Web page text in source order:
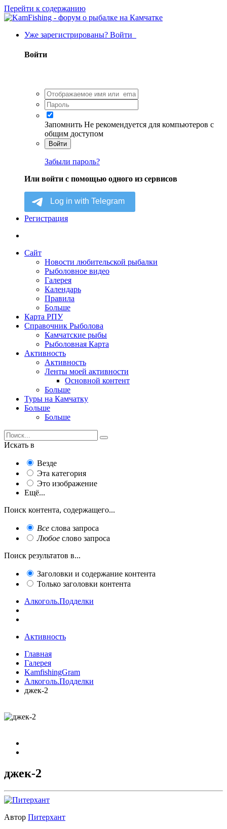
Перейти к содержанию
Уже зарегистрированы? Войти
Войти
Запомнить Не рекомендуется для компьютеров с
общим доступом
Войти
Забыли пароль?
Или войти с помощью одного из сервисов
Регистрация
Сайт
Новости любительской рыбалки
Рыболовное видео
Галерея
Календарь
Правила
Больше
Карта РПУ
Справочник Рыболова
Камчатские рыбы
Рыболовная Карта
Активность
Активность
Ленты моей активности
Основной контент
Больше
Туры на Камчатку
Больше
Больше
Искать в
Везде
Эта категория
Это изображение
Ещё...
Поиск контента, содержащего...
Все слова запроса
Любое слово запроса
Поиск результатов в...
Заголовки и содержание контента
Только заголовки контента
Алкоголь.Подделки
Активность
Главная
Галерея
KamfishingGram
Алкоголь.Подделки
джек-2
джек-2
Автор Питерхант